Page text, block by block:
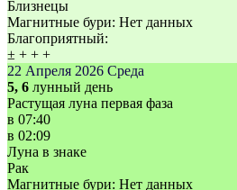
Близнецы
Магнитные бури: Нет данных
Благоприятный:
± + + +
22 Апреля 2026 Среда
5, 6 лунный день
Растущая луна первая фаза
в 07:40
в 02:09
Луна в знаке
Рак
Магнитные бури: Нет данных